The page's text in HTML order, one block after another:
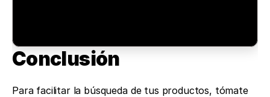
Conclusión
Para facilitar la búsqueda de tus productos, tómate